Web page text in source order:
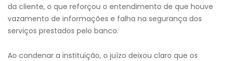
da cliente, o que reforçou o entendimento de que houve
vazamento de informações e falha na segurança dos
serviços prestados pelo banco.
Ao condenar a instituição, o juízo deixou claro que os